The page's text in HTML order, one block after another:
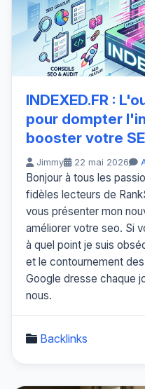
INDEXED.FR :
pour dompter
booster votre
Jimmy 22 mai 2026
Bonjour à tous les
fidèles lecteurs de
vous présenter mon
améliorer votre seo. Si
à quel point je suis
et le contournement
Google dresse chaque
nous.
Backlinks